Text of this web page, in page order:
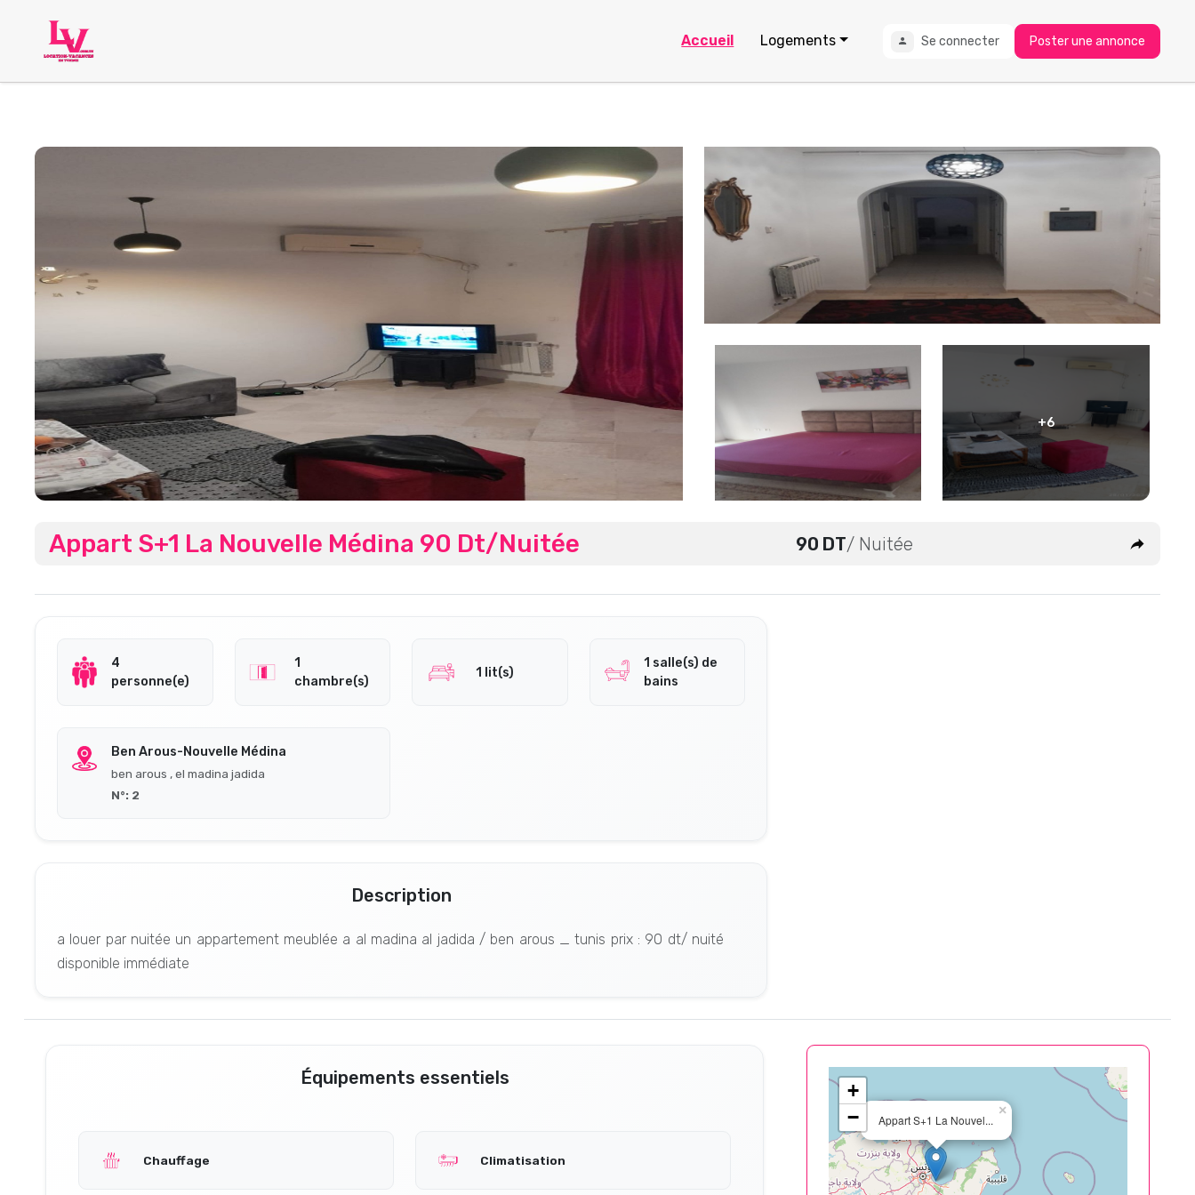
Accueil Logements Se connecter Poster une annonce
+6
Appart S+1 La Nouvelle Médina 90 Dt/Nuitée 90 DT/ Nuitée
4
personne(e)
1
chambre(s)
1 lit(s)
1 salle(s) de
bains
Ben Arous-Nouvelle Médina
ben arous , el madina jadida
N°: 2
Description
a louer par nuitée un appartement meublée a al madina al jadida / ben arous _ tunis prix : 90 dt/ nuité
disponible immédiate
Équipements essentiels
Chauffage Climatisation
Appart S+1 La Nouvel...
×
+
−